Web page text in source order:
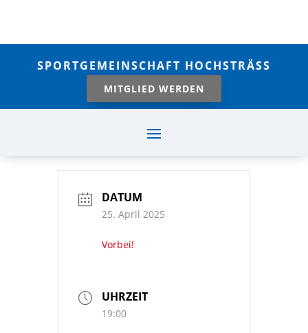
SPORTGEMEINSCHAFT HOCHSTRÄSS
MITGLIED WERDEN
DATUM
25. April 2025
Vorbei!
UHRZEIT
19:00